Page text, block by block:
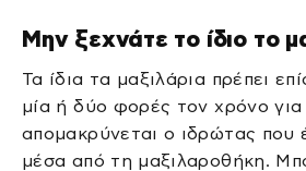
Μην ξεχνάτε το ίδιο το
Τα ίδια τα μαξιλάρια πρέπει
μία ή δύο φορές τον χρόνο για
απομακρύνεται ο ιδρώτας που
μέσα από τη μαξιλαροθήκη.